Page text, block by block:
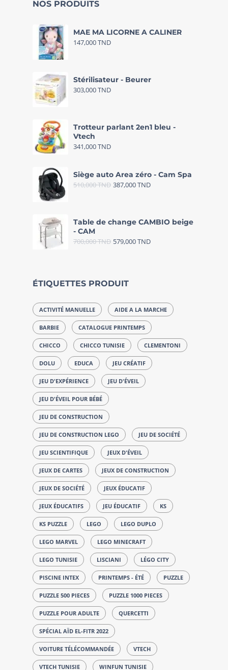
NOS PRODUITS
MAE MA LICORNE A CALINER
147,000TND
Stérilisateur - Beurer
303,000TND
Trotteur parlant 2en1 bleu -
Vtech
341,000TND
Siège auto Area zéro - Cam Spa
510,000TND 387,000TND
Table de change CAMBIO beige
- CAM
700,000TND 579,000TND
ÉTIQUETTES PRODUIT
ACTIVITÉ MANUELLE AIDE A LA MARCHE
BARBIE CATALOGUE PRINTEMPS
CHICCO CHICCO TUNISIE CLEMENTONI
DOLU EDUCA JEU CRÉATIF
JEU D'EXPÉRIENCE JEU D'ÉVEIL
JEU D'ÉVEIL POUR BÉBÉ
JEU DE CONSTRUCTION
JEU DE CONSTRUCTION LEGO JEU DE SOCIÉTÉ
JEU SCIENTIFIQUE JEUX D'ÉVEIL
JEUX DE CARTES JEUX DE CONSTRUCTION
JEUX DE SOCIÉTÉ JEUX ÉDUCATIF
JEUX ÉDUCATIFS JEU ÉDUCATIF KS
KS PUZZLE LEGO LEGO DUPLO
LEGO MARVEL LEGO MINECRAFT
LEGO TUNISIE LISCIANI LÉGO CITY
PISCINE INTEX PRINTEMPS - ÉTÉ PUZZLE
PUZZLE 500 PIECES PUZZLE 1000 PIECES
PUZZLE POUR ADULTE QUERCETTI
SPÉCIAL AÏD EL-FITR 2022
VOITURE TÉLÉCOMMANDÉE VTECH
VTECH TUNISIE WINFUN TUNISIE